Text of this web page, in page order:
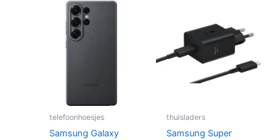
telefoonhoesjes
Samsung Galaxy
thuisladers
Samsung Super